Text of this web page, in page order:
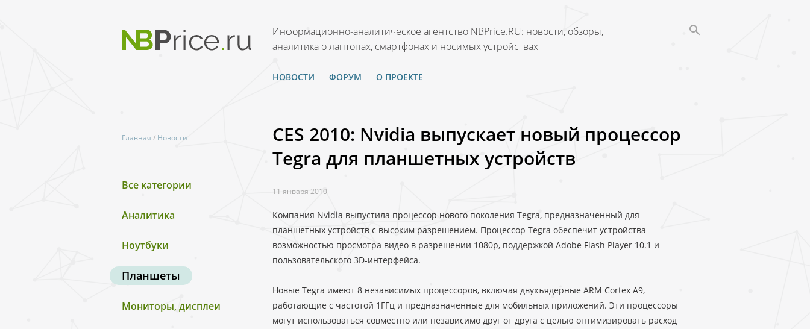
Информационно-аналитическое агентство NBPrice.RU: новости, обзоры,
аналитика о лаптопах, смартфонах и носимых устройствах
НОВОСТИ ФОРУМ О ПРОЕКТЕ
Главная / Новости
Все категории
Аналитика
Ноутбуки
Планшеты
Мониторы, дисплеи
CES 2010: Nvidia выпускает новый процессор
Tegra для планшетных устройств
11 января 2010
Компания Nvidia выпустила процессор нового поколения Tegra, предназначенный для
планшетных устройств с высоким разрешением. Процессор Tegra обеспечит устройства
возможностью просмотра видео в разрешении 1080p, поддержкой Adobe Flash Player 10.1 и
пользовательского 3D-интерфейса.
Новые Tegra имеют 8 независимых процессоров, включая двухъядерные ARM Cortex A9,
работающие с частотой 1ГГц и предназначенные для мобильных приложений. Эти процессоры
могут использоваться совместно или независимо друг от друга с целью оптимизировать расход